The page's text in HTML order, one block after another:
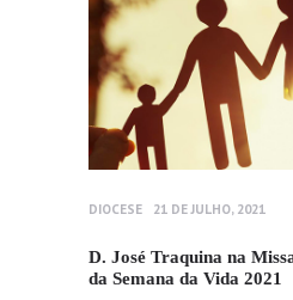
DIOCESE 21 DE JULHO, 2021
D. José Traquina na
da Semana da Vida 2021